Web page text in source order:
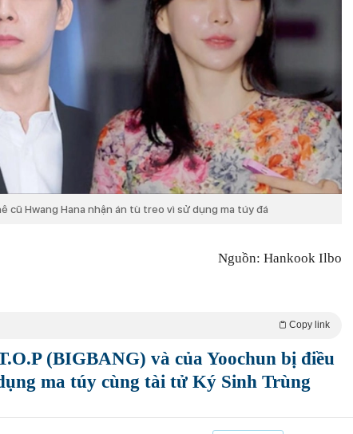
cũ Hwang Hana nhận án tù treo vì sử dụng ma túy đá
Nguồn: Hankook Ilbo
Copy link
(BIGBANG) và của Yoochun bị điều
ma túy cùng tài tử Ký Sinh Trùng